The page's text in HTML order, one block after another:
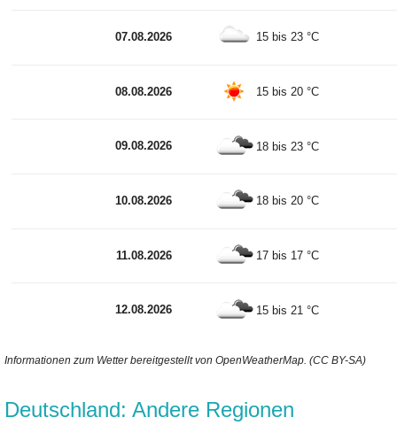
07.08.2026 15 bis 23 °C
08.08.2026 15 bis 20 °C
09.08.2026 18 bis 23 °C
10.08.2026 18 bis 20 °C
11.08.2026 17 bis 17 °C
12.08.2026 15 bis 21 °C
Informationen zum Wetter bereitgestellt von OpenWeatherMap. (CC BY-SA)
Deutschland: Andere Regionen